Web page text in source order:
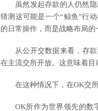
虽然发起存款的人仍然
猜测这可能是一个“鲸鱼”行
的日常操作，而是战略布局的
从公开交数据来看，存
在主流交所开放。这意味着目
在这种情况下，在OK交
OK所作为世界领先的数